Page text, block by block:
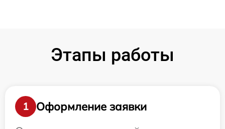
Этапы работы
1
Оформление заявки